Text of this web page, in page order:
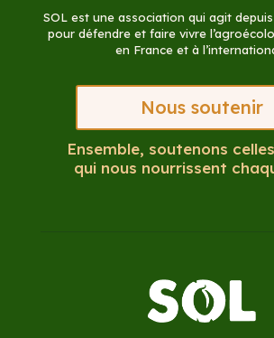
SOL est une association qui agit
pour défendre et faire vivre
en France et à
Nous soutenir
Ensemble, soutenons
qui nous nourrissent